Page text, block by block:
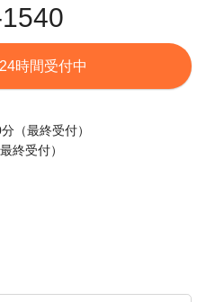
時間受付中
（最終受付）
終受付）